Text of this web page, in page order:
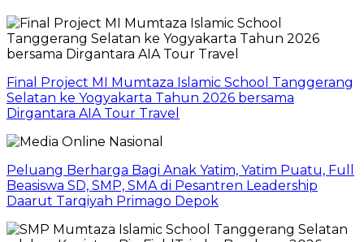
Final Project MI Mumtaza Islamic School Tanggerang
Selatan ke Yogyakarta Tahun 2026 bersama
Dirgantara AIA Tour Travel
Peluang Berharga Bagi Anak Yatim, Yatim Puatu, Full
Beasiswa SD, SMP, SMA di Pesantren Leadership
Daarut Tarqiyah Primago Depok